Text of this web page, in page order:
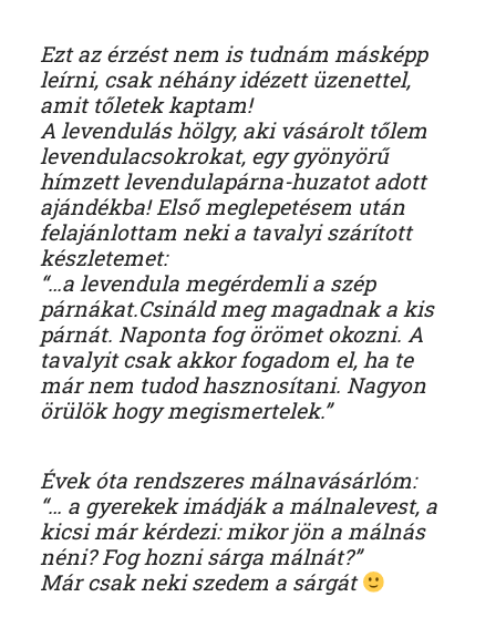
Ezt az érzést nem is tudnám másképp
leírni, csak néhány idézett üzenettel,
amit tőletek kaptam!
A levendulás hölgy, aki vásárolt tőlem
levendulacsokrokat, egy gyönyörű
hímzett levendulapárna-huzatot adott
ajándékba! Első meglepetésem után
felajánlottam neki a tavalyi szárított
készletemet:
“…a levendula megérdemli a szép
párnákat.Csináld meg magadnak a kis
párnát. Naponta fog örömet okozni. A
tavalyit csak akkor fogadom el, ha te
már nem tudod hasznosítani. Nagyon
örülök hogy megismertelek.”
Évek óta rendszeres málnavásárlóm:
“… a gyerekek imádják a málnalevest, a
kicsi már kérdezi: mikor jön a málnás
néni? Fog hozni sárga málnát?”
Már csak neki szedem a sárgát